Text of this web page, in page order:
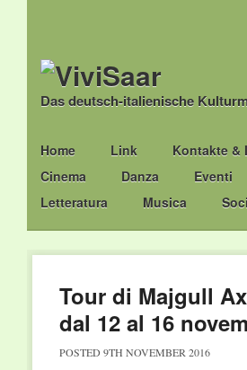
Das deutsch-italienische
Main menu
Skip
to
content
Home Link
Kontakte &
Cinema
Danza Eventi
Letteratura
Musica
Tour di Majgull
dal 12 al 16
POSTED 9TH NOVEMBER 2016